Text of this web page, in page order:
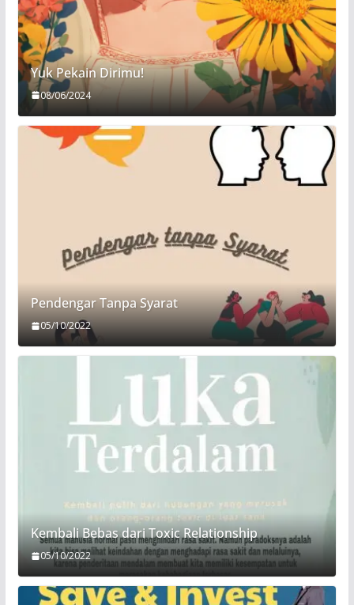
Yuk Pekain Dirimu!
08/06/2024
Pendengar Tanpa Syarat
05/10/2022
Kembali Bebas dari Toxic Relationship
05/10/2022